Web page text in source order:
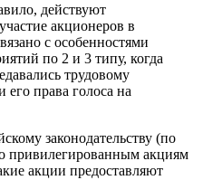
действуют
акционеров в
с особенностями
по 2 и 3 типу, когда
трудовому
права голоса на
законодательству (по
привилегированным акциям
акции предоставляют